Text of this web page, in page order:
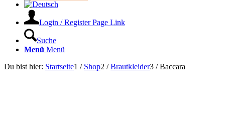
Login / Register Page Link
Suche
Menü Menü
Du bist hier: Startseite1 / Shop2 / Braut­kleider3 / Baccara